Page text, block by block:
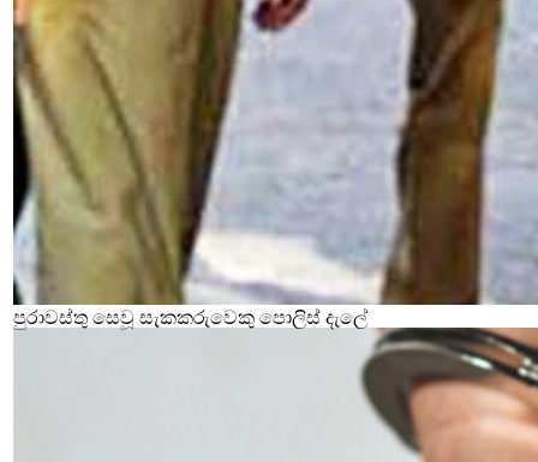
පුරාවස්තු සෙවූ සැකකරුවෙකු පොලිස් දැලේ